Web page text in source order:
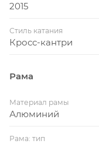
2015
Стиль катания
Кросс-кантри
Рама
Материал рамы
Алюминий
Рама: тип